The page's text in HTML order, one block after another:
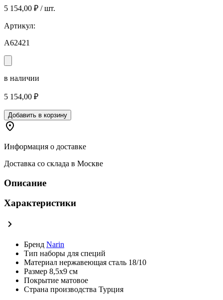
5 154,00 ₽ / шт.
Артикул:
A62421
в наличии
5 154,00 ₽
Добавить в корзину
Информация о доставке
Доставка со склада в Москве
Описание
Характеристики
Бренд Narin
Тип наборы для специй
Материал нержавеющая сталь 18/10
Размер 8,5х9 см
Покрытие матовое
Страна производства Турция